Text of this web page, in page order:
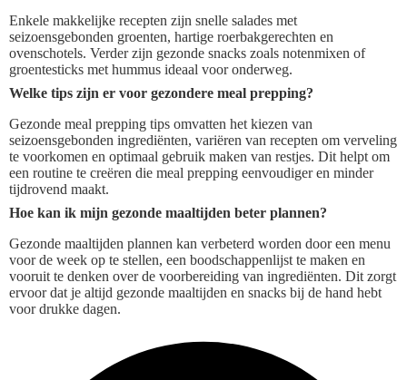
Enkele makkelijke recepten zijn snelle salades met
seizoensgebonden groenten, hartige roerbakgerechten en
ovenschotels. Verder zijn gezonde snacks zoals notenmixen of
groentesticks met hummus ideaal voor onderweg.
Welke tips zijn er voor gezondere meal prepping?
Gezonde meal prepping tips omvatten het kiezen van
seizoensgebonden ingrediënten, variëren van recepten om verveling
te voorkomen en optimaal gebruik maken van restjes. Dit helpt om
een routine te creëren die meal prepping eenvoudiger en minder
tijdrovend maakt.
Hoe kan ik mijn gezonde maaltijden beter plannen?
Gezonde maaltijden plannen kan verbeterd worden door een menu
voor de week op te stellen, een boodschappenlijst te maken en
vooruit te denken over de voorbereiding van ingrediënten. Dit zorgt
ervoor dat je altijd gezonde maaltijden en snacks bij de hand hebt
voor drukke dagen.